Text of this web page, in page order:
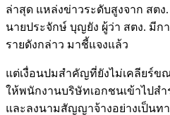
ล่าสุด แหล่งข่าวระดับสูงจาก สต
นายประจักษ์ บุญยัง ผู้ว่า สตง. มีก
รายดังกล่าว มาชี้แจงแล้ว
แต่เงื่อนปมสำคัญที่ยังไม่เคลียร์ข
ให้พนักงานบริษัทเอกชนเข้าไปส
และลงนามสัญญาจ้างอย่างเป็นท